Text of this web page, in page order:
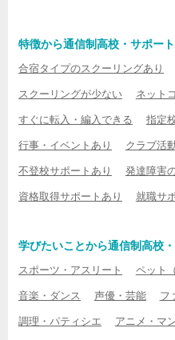
特徴から通信制高校・サポー
合宿タイプのスクーリングあり
スクーリングが少ない ネット
すぐに転入・編入できる 指定
行事・イベントあり クラブ活
不登校サポートあり 発達障害
資格取得サポートあり 就職サ
学びたいことから通信制高校
スポーツ・アスリート ペット
音楽・ダンス 声優・芸能 フ
調理・パティシエ アニメ・マ